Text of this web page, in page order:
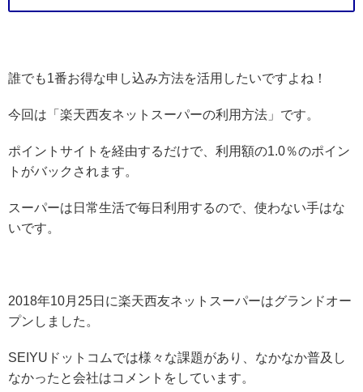
誰でも1番お得な申し込み方法を活用したいですよね！
今回は「楽天西友ネットスーパーの利用方法」です。
ポイントサイトを経由するだけで、利用額の1.0％のポイン
トがバックされます。
スーパーは日常生活で毎日利用するので、使わない手はな
いです。
2018年10月25日に楽天西友ネットスーパーはグランドオー
プンしました。
SEIYUドットコムでは様々な課題があり、なかなか普及し
なかったと会社はコメントをしています。